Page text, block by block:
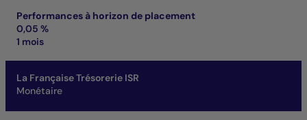
Performances à horizon de placement
0,05 %
1 mois
La Française Trésorerie ISR
Monétaire